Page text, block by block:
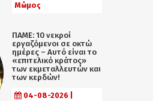
Μώμος
ΠΑΜΕ: 10 νεκροί
εργαζόμενοι σε οκτώ
ημέρες – Αυτό είναι το
«επιτελικό κράτος»
των εκμεταλλευτών και
των κερδών!
04-08-2026 |